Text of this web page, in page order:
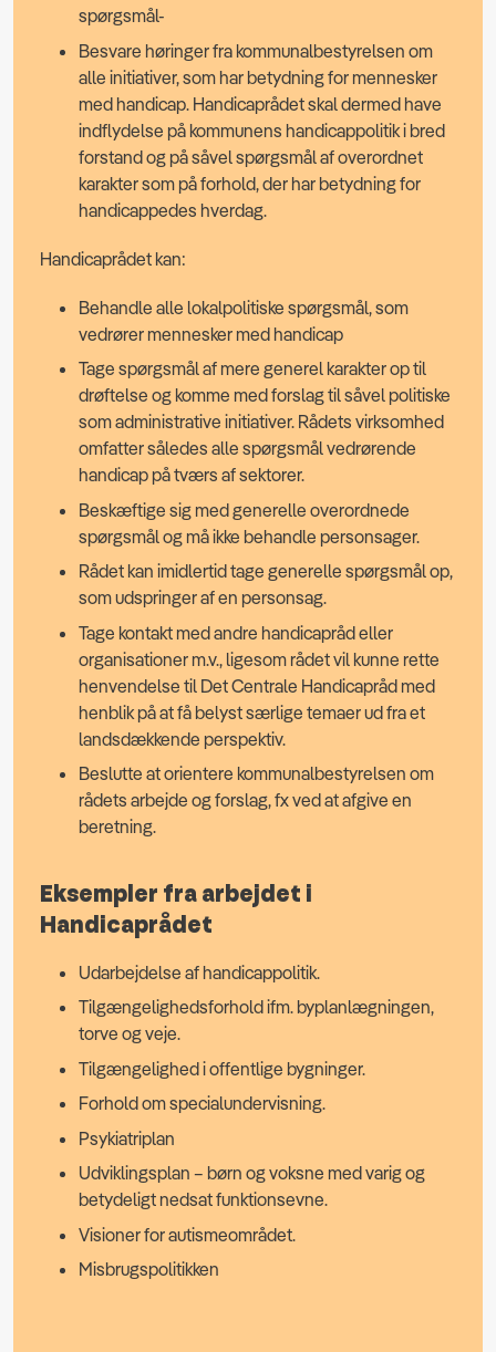
spørgsmål-
Besvare høringer fra kommunalbestyrelsen om
alle initiativer, som har betydning for mennesker
med handicap. Handicaprådet skal dermed have
indflydelse på kommunens handicappolitik i bred
forstand og på såvel spørgsmål af overordnet
karakter som på forhold, der har betydning for
handicappedes hverdag.
Handicaprådet kan:
Behandle alle lokalpolitiske spørgsmål, som
vedrører mennesker med handicap
Tage spørgsmål af mere generel karakter op til
drøftelse og komme med forslag til såvel politiske
som administrative initiativer. Rådets virksomhed
omfatter således alle spørgsmål vedrørende
handicap på tværs af sektorer.
Beskæftige sig med generelle overordnede
spørgsmål og må ikke behandle personsager.
Rådet kan imidlertid tage generelle spørgsmål op,
som udspringer af en personsag.
Tage kontakt med andre handicapråd eller
organisationer m.v., ligesom rådet vil kunne rette
henvendelse til Det Centrale Handicapråd med
henblik på at få belyst særlige temaer ud fra et
landsdækkende perspektiv.
Beslutte at orientere kommunalbestyrelsen om
rådets arbejde og forslag, fx ved at afgive en
beretning.
Eksempler fra arbejdet i
Handicaprådet
Udarbejdelse af handicappolitik.
Tilgængelighedsforhold ifm. byplanlægningen,
torve og veje.
Tilgængelighed i offentlige bygninger.
Forhold om specialundervisning.
Psykiatriplan
Udviklingsplan – børn og voksne med varig og
betydeligt nedsat funktionsevne.
Visioner for autismeområdet.
Misbrugspolitikken